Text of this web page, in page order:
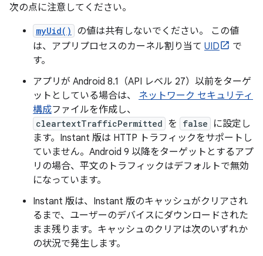
次の点に注意してください。
myUid()
の値は共有しないでください。 この値
は、アプリプロセスのカーネル割り当て UID
で
す。
アプリが Android 8.1（API レベル 27）以前をターゲ
ットとしている場合は、 ネットワーク セキュリティ
構成ファイルを作成し、
cleartextTrafficPermitted を false
に設定し
ます。Instant 版は HTTP トラフィックをサポートし
ていません。Android 9 以降をターゲットとするアプ
リの場合、平文のトラフィックはデフォルトで無効
になっています。
Instant 版は、Instant 版のキャッシュがクリアされ
るまで、ユーザーのデバイスにダウンロードされた
まま残ります。キャッシュのクリアは次のいずれか
の状況で発生します。